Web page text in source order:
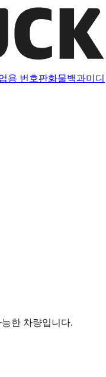
용 번호판화물백과미디
한 차량입니다.